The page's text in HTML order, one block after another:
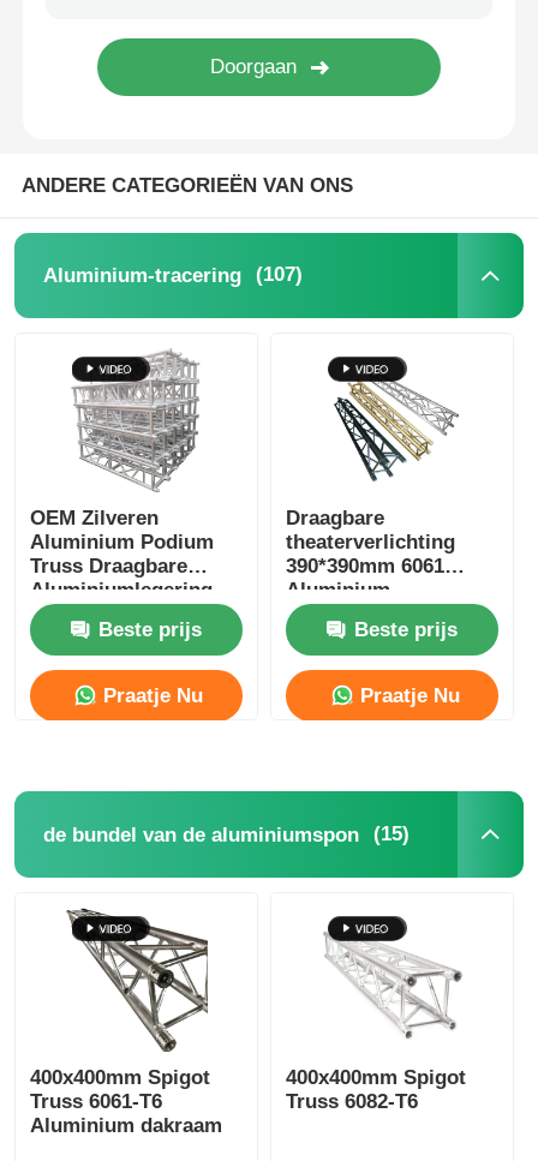
Aluminium-tracering
Aluminium truss systeem
Aluminium Podium
Deeltjes van de laag
Menigte Barricades
Concertverlichting
LED-displaybeugel
Stageverlichtingsklem
Cirkelvormige vakwerkconstructie
gebruikte podiumapparatuur
ANDERE CATEGORIEËN VAN ONS
Aluminium-tracering (107)
OEM Zilveren
Aluminium Podium
Truss Draagbare
Aluminiumlegering
Truss Met
AccessoiresBeste prijs
Praatje Nu
Draagbare
theaterverlichting
390*390mm 6061
Aluminium
stageverlichting
Beste prijs
Praatje Nu
de bundel van de aluminiumspon (15)
400x400mm Spigot
Truss 6061-T6
Aluminium dakraam
400x400mm Spigot
Truss 6082-T6